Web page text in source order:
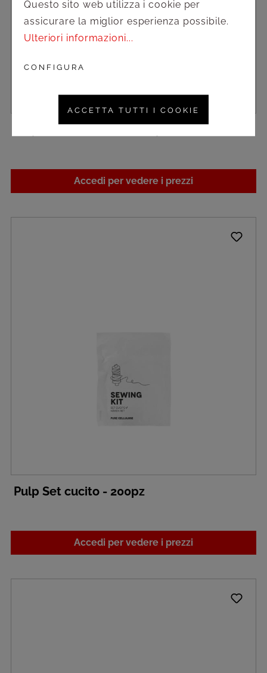
Accedi per vedere i prezzi
Pulp Set cucito - 200pz
Accedi per vedere i prezzi
Questo sito web utilizza i cookie per
assicurare la miglior esperienza possibile.
Ulteriori informazioni...
CONFIGURA
ACCETTA TUTTI I COOKIE